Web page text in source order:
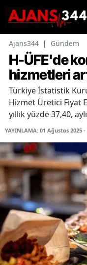
Ajans344 | Gündem
H-ÜFE'de
hizmetleri
Türkiye İstatistik
Hizmet Üretici Fiyat
yıllık yüzde 37,40,
YAYINLAMA: 01 Ağustos 2025 -